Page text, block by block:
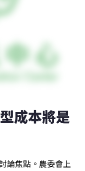
成本將是
論焦點。農委會上